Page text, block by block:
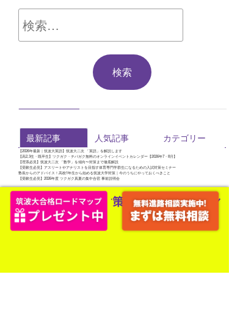
索:
最新記事 人気記事 カテゴリー
【2026年最新｜筑波大英語】筑波大二次 「英語」を解説します
【高2,3生・既卒生】ツクガク・チバガク無料のオンラインイベントカレンダー【2026年7・8月】
【理系必見】筑波大二次 「数学」を傾向〜対策まで徹底解説
【受験生必見】アスリートやアナリストを目指す体育専門学群生になるための入試対策セミナー
塾長からのアドバイス！高校1年生から始める筑波大学対策｜今のうちにやっておくべきこと
【受験生必見】2026年度 ツクガク真夏の集中合宿 事前説明会
コースの内容や、料金形態の細かな質問に
専任のカウンセラー（筑波大OB）が対応しま